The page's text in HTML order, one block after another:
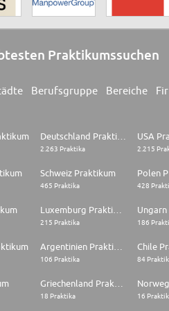
Praktikumssuchen
Berufsgruppe Bereiche
2.263 Praktika
USA
2.215
Schweiz Praktikum
465 Praktika
Polen
428
215 Praktika 186
106 Praktika
Chile
84
18 Praktika 16